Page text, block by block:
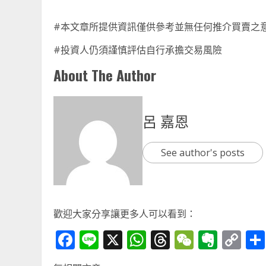
#本文章所提供資訊僅供參考並無任何推介買賣之
#投資人仍須謹慎評估自行承擔交易風險
About The Author
呂 嘉恩
See author's posts
歡迎大家分享讓更多人可以看到：
Facebook
Line
X WhatsApp
Threads
WeChat